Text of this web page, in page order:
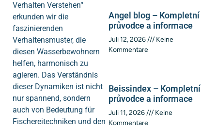
Verhalten Verstehen“
erkunden wir die
faszinierenden
Verhaltensmuster, die
diesen Wasserbewohnern
helfen, harmonisch zu
agieren. Das Verständnis
dieser Dynamiken ist nicht
nur spannend, sondern
auch von Bedeutung für
Fischereitechniken und den
Angel blog – Kompletní
průvodce a informace
Juli 12, 2026
Keine
Kommentare
Beissindex – Kompletní
průvodce a informace
Juli 11, 2026
Keine
Kommentare